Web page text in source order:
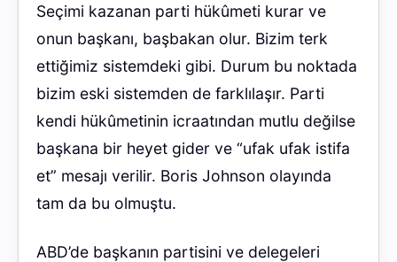
Seçimi kazanan parti hükûmeti kurar ve
onun başkanı, başbakan olur. Bizim terk
ettiğimiz sistemdeki gibi. Durum bu noktada
bizim eski sistemden de farklılaşır. Parti
kendi hükûmetinin icraatından mutlu değilse
başkana bir heyet gider ve “ufak ufak istifa
et” mesajı verilir. Boris Johnson olayında
tam da bu olmuştu.
ABD’de başkanın partisini ve delegeleri